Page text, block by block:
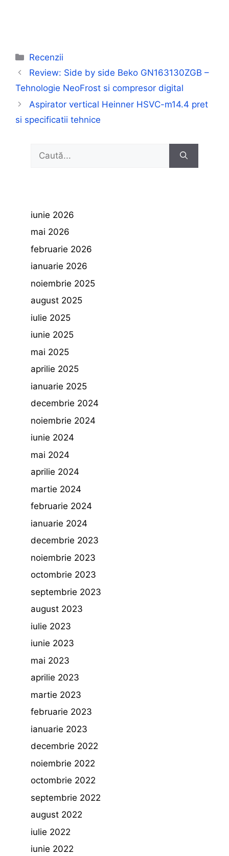
Categorii
Recenzii
Review: Side by side Beko GN163130ZGB –
Tehnologie NeoFrost si compresor digital
Aspirator vertical Heinner HSVC-m14.4 pret
si specificatii tehnice
după:
iunie 2026
mai 2026
februarie 2026
ianuarie 2026
noiembrie 2025
august 2025
iulie 2025
iunie 2025
mai 2025
aprilie 2025
ianuarie 2025
decembrie 2024
noiembrie 2024
iunie 2024
mai 2024
aprilie 2024
martie 2024
februarie 2024
ianuarie 2024
decembrie 2023
noiembrie 2023
octombrie 2023
septembrie 2023
august 2023
iulie 2023
iunie 2023
mai 2023
aprilie 2023
martie 2023
februarie 2023
ianuarie 2023
decembrie 2022
noiembrie 2022
octombrie 2022
septembrie 2022
august 2022
iulie 2022
iunie 2022